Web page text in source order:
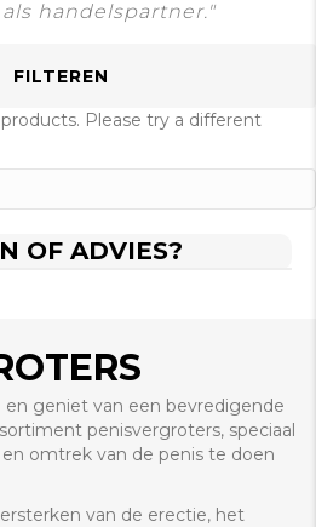
OF ADVIES?
handelspartner."
FILTEREN
Please try a different
geniet van een bevredigende
penisvergroters, speciaal
omtrek van de penis te doen
van de erectie, het